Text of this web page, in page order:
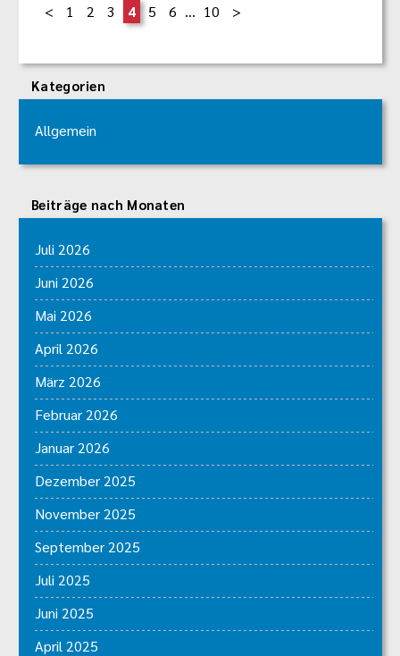
1 2 3 4 5 6 … 10
Kategorien
Allgemein
Beiträge nach Monaten
Juli 2026
Juni 2026
Mai 2026
April 2026
März 2026
Februar 2026
Januar 2026
Dezember 2025
November 2025
September 2025
Juli 2025
Juni 2025
April 2025